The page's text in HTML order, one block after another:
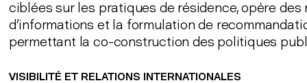
ciblées sur les pratiques de résidence, opère des
d’informations et la formulation de
permettant la co-construction des politiques
VISIBILITÉ ET RELATIONS INTERNATIONALES